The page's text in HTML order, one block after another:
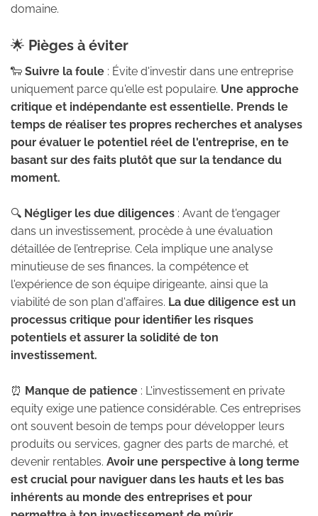
domaine.
🌟 Pièges à éviter
🐑 Suivre la foule : Évite d'investir dans une entreprise
uniquement parce qu'elle est populaire. Une approche
critique et indépendante est essentielle. Prends le
temps de réaliser tes propres recherches et analyses
pour évaluer le potentiel réel de l'entreprise, en te
basant sur des faits plutôt que sur la tendance du
moment.
🔍 Négliger les due diligences : Avant de t'engager
dans un investissement, procède à une évaluation
détaillée de l’entreprise. Cela implique une analyse
minutieuse de ses finances, la compétence et
l'expérience de son équipe dirigeante, ainsi que la
viabilité de son plan d'affaires. La due diligence est un
processus critique pour identifier les risques
potentiels et assurer la solidité de ton
investissement.
⏰ Manque de patience : L'investissement en private
equity exige une patience considérable. Ces entreprises
ont souvent besoin de temps pour développer leurs
produits ou services, gagner des parts de marché, et
devenir rentables. Avoir une perspective à long terme
est crucial pour naviguer dans les hauts et les bas
inhérents au monde des entreprises et pour